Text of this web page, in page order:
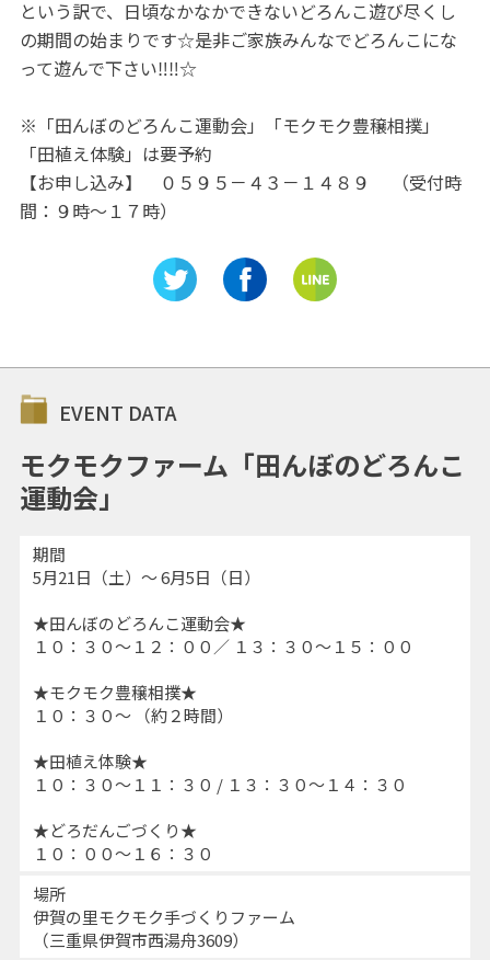
という訳で、日頃なかなかできないどろんこ遊び尽くし
の期間の始まりです☆是非ご家族みんなでどろんこにな
って遊んで下さい‼‼☆
※「田んぼのどろんこ運動会」「モクモク豊穣相撲」
「田植え体験」は要予約
【お申し込み】 ０５９５－４３－１４８９ （受付時
間：９時～１７時）
EVENT DATA
モクモクファーム「田んぼのどろんこ
運動会」
期間
5月21日（土）～ 6月5日（日）
★田んぼのどろんこ運動会★
１０：３０～１２：００／ １３：３０～１５：００
★モクモク豊穣相撲★
１０：３０～ （約２時間）
★田植え体験★
１０：３０～１１：３０ / １３：３０～１４：３０
★どろだんごづくり★
１０：００～１６：３０
場所
伊賀の里モクモク手づくりファーム
（三重県伊賀市西湯舟3609）